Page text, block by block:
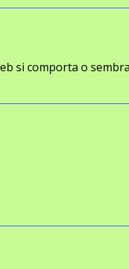
si comporta o